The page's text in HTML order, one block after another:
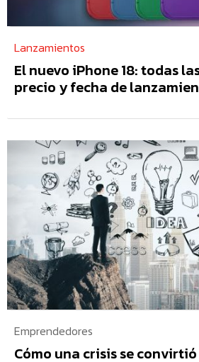
Lanzamientos
El nuevo iPhone 18: todas
precio y fecha de
Emprendedores
Cómo una crisis se